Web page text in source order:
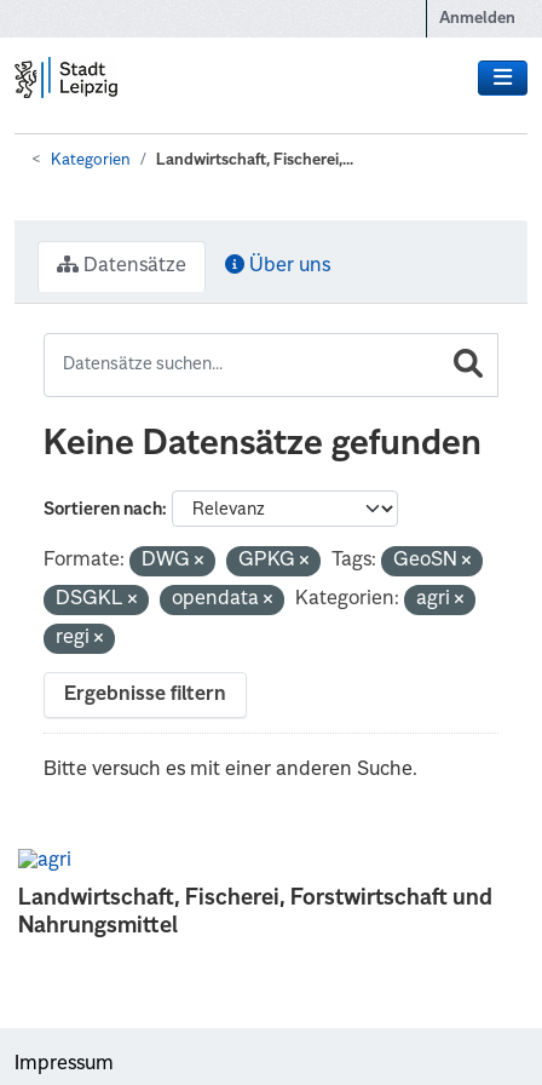
Anmelden
Kategorien Landwirtschaft, Fischerei,...
Landwirtschaft, Fischerei, Forstwirtschaft und
Nahrungsmittel
Datensätze Über uns
Keine Datensätze gefunden
Sortieren nach
Formate: DWG GPKG Tags:
GeoSN
DSGKL
opendata Kategorien:
agri
regi
Ergebnisse filtern
Bitte versuch es mit einer anderen Suche.
Impressum